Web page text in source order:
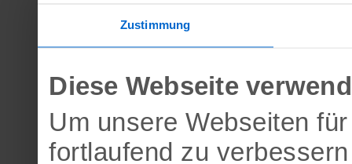
Zustimmung
Diese Webseite
Um unsere Webseiten
fortlaufend zu